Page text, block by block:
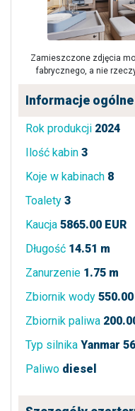
Zamieszczone zdjęcia
fabrycznego, a nie
Informacje ogólne
Rok produkcji 2024
Ilość kabin 3
Koje w kabinach 8
Toalety 3
Kaucja 5865.00 EUR
Długość 14.51 m
Zanurzenie 1.75 m
Zbiornik wody 550.00 l
Zbiornik paliwa
Typ silnika Yanmar
Paliwo diesel